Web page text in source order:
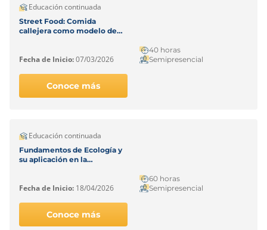
Educación continuada
Street Food: Comida
callejera como modelo de
Fecha de Inicio:07/03/2026
40 horas
Semipresencial
Conoce más
Educación continuada
Fundamentos de Ecología y
su aplicación en la
Fecha de Inicio: 18/04/2026
60 horas
Semipresencial
Conoce más